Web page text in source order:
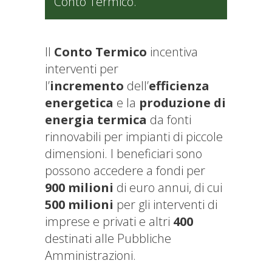
Il Conto Termico incentiva
interventi per
l’incremento dell’efficienza
energetica e la produzione di
energia termica da fonti
rinnovabili per impianti di piccole
dimensioni. I beneficiari sono
possono accedere a fondi per
900 milioni di euro annui, di cui
500 milioni per gli interventi di
imprese e privati e altri 400
destinati alle Pubbliche
Amministrazioni.